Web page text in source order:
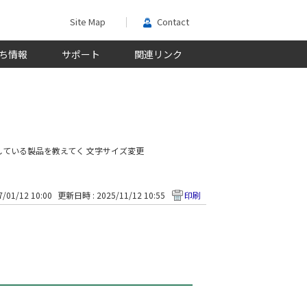
Site Map Contact
情報 サポート 関連リンク
文字サイズ変更
いる製品を教えてく
01/12 10:00 更新日時 : 2025/11/12 10:55 印刷